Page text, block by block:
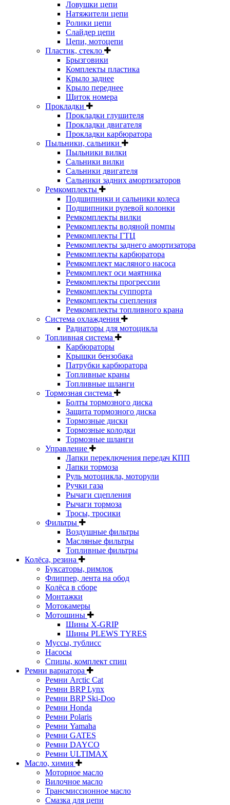
Ловушки цепи
Натяжители цепи
Ролики цепи
Слайдер цепи
Цепи, мотоцепи
Пластик, стекло
Брызговики
Комплекты пластика
Крыло заднее
Крыло переднее
Щиток номера
Прокладки
Прокладки глушителя
Прокладки двигателя
Прокладки карбюратора
Пыльники, сальники
Пыльники вилки
Сальники вилки
Сальники двигателя
Сальники задних амортизаторов
Ремкомплекты
Подшипники и сальники колеса
Подшипники рулевой колонки
Ремкомплекты вилки
Ремкомплекты водяной помпы
Ремкомплекты ГТЦ
Ремкомплекты заднего амортизатора
Ремкомплекты карбюратора
Ремкомплект масляного насоса
Ремкомплект оси маятника
Ремкомплекты прогрессии
Ремкомплекты суппорта
Ремкомплекты сцепления
Ремкомплекты топливного крана
Система охлаждения
Радиаторы для мотоцикла
Топливная система
Карбюраторы
Крышки бензобака
Патрубки карбюратора
Топливные краны
Топливные шланги
Тормозная система
Болты тормозного диска
Защита тормозного диска
Тормозные диски
Тормозные колодки
Тормозные шланги
Управление
Лапки переключения передач КПП
Лапки тормоза
Руль мотоцикла, моторули
Ручки газа
Рычаги сцепления
Рычаги тормоза
Тросы, тросики
Фильтры
Воздушные фильтры
Масляные фильтры
Топливные фильтры
Колёса, резина
Буксаторы, римлок
Флиппер, лента на обод
Колёса в сборе
Монтажки
Мотокамеры
Мотошины
Шины X-GRIP
Шины PLEWS TYRES
Муссы, тублисс
Насосы
Спицы, комплект спиц
Ремни вариатора
Ремни Arctic Cat
Ремни BRP Lynx
Ремни BRP Ski-Doo
Ремни Honda
Ремни Polaris
Ремни Yamaha
Ремни GATES
Ремни DAYCO
Ремни ULTIMAX
Масло, химия
Моторное масло
Вилочное масло
Трансмиссионное масло
Смазка для цепи